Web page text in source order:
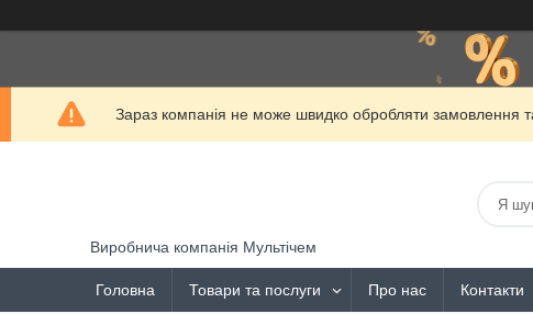
Зараз компанія не може швидко обробляти замовлення
Виробнича компанія Мультічем
Головна Товари та послуги Про нас Контакти